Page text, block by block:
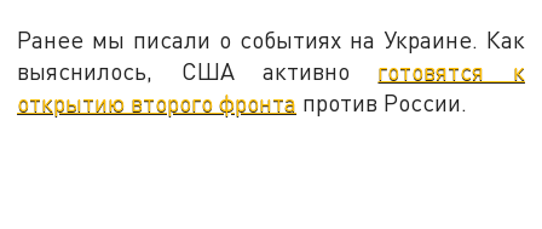
Ранее мы писали о событиях на Украине. Как
выяснилось, США активно готовятся к
открытию второго фронта против России.